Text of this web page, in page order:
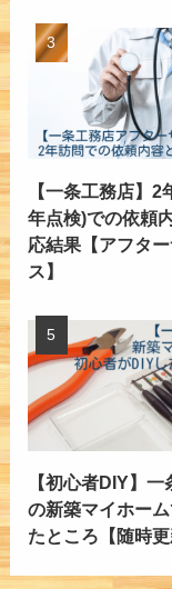
【一条工務店】2
年点検)での依頼
応結果【アフタ
ス】
【初心者DIY】
の新築マイホー
たところ【随時更